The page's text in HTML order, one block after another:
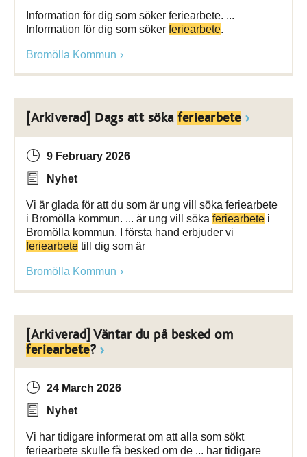
Information för dig som söker feriearbete. ...
Information för dig som söker feriearbete.
Bromölla Kommun
[Arkiverad] Dags att söka feriearbete
9 February 2026
Nyhet
Vi är glada för att du som är ung vill söka feriearbete
i Bromölla kommun. ... är ung vill söka feriearbete i
Bromölla kommun. I första hand erbjuder vi
feriearbete till dig som är
Bromölla Kommun
[Arkiverad] Väntar du på besked om
feriearbete?
24 March 2026
Nyhet
Vi har tidigare informerat om att alla som sökt
feriearbete skulle få besked om de ... har tidigare